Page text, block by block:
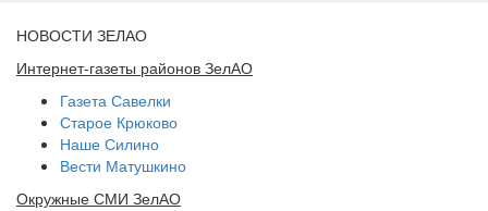
НОВОСТИ ЗЕЛАО
Интернет-газеты районов ЗелАО
Газета Савелки
Старое Крюково
Наше Силино
Вести Матушкино
Окружные СМИ ЗелАО